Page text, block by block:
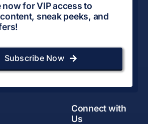
now for VIP access to
sneak peeks, and
Subscribe Now
Connect with
Us